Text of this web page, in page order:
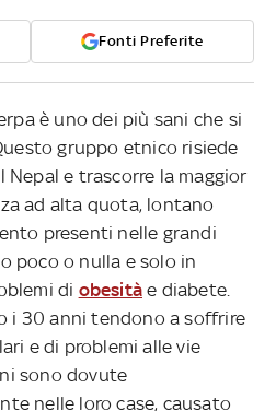
Fonti Preferite
è uno dei più sani che si
gruppo etnico risiede
e trascorre la maggior
ad alta quota, lontano
presenti nelle grandi
poco o nulla e solo in
di obesità e diabete.
i 30 anni tendono a soffrire
e di problemi alle vie
sono dovute
nelle loro case, causato